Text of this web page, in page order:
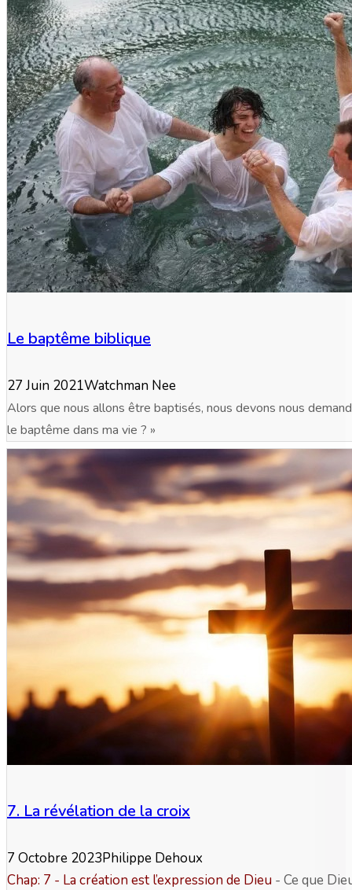
Le baptême biblique
27 Juin 2021Watchman Nee
Alors que nous allons être baptisés, nous devons nous
le baptême dans ma vie ? »
7. La révélation de la croix
7 Octobre 2023Philippe Dehoux
Chap: 7 - La création est l’expression de Dieu - Ce que